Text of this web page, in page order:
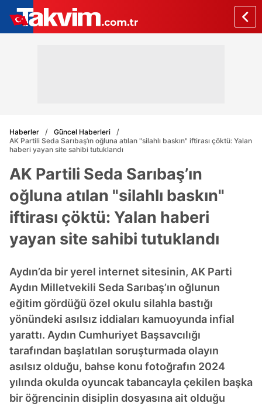
Haberler
Güncel Haberleri
AK Partili Seda Sarıbaş’ın oğluna atılan "silahlı baskın" iftirası çöktü: Yalan
haberi yayan site sahibi tutuklandı
AK Partili Seda Sarıbaş’ın
oğluna atılan "silahlı baskın"
iftirası çöktü: Yalan haberi
yayan site sahibi tutuklandı
Aydın’da bir yerel internet sitesinin, AK Parti
Aydın Milletvekili Seda Sarıbaş’ın oğlunun
eğitim gördüğü özel okulu silahla bastığı
yönündeki asılsız iddiaları kamuoyunda infial
yarattı. Aydın Cumhuriyet Başsavcılığı
tarafından başlatılan soruşturmada olayın
asılsız olduğu, bahse konu fotoğrafın 2024
yılında okulda oyuncak tabancayla çekilen başka
bir öğrencinin disiplin dosyasına ait olduğu